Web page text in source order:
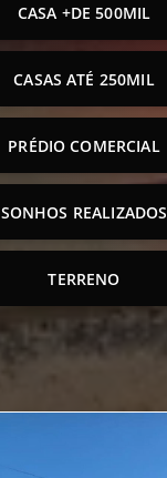
CASA +DE 500MIL
CASAS ATÉ 250MIL
PRÉDIO COMERCIAL
SONHOS REALIZADOS
TERRENO